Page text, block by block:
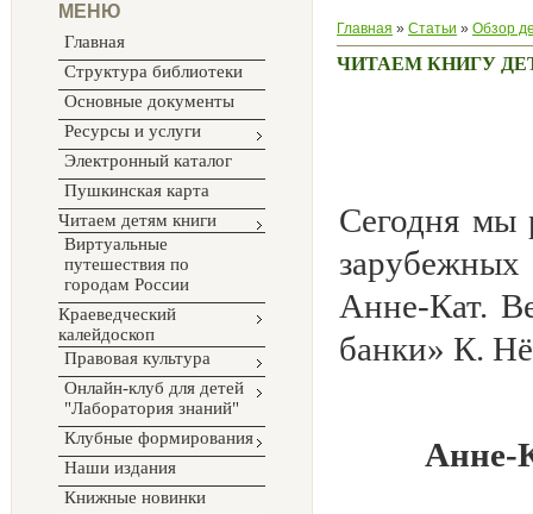
МЕНЮ
Главная
Структура библиотеки
Основные документы
Ресурсы и услуги
Электронный каталог
Пушкинская карта
Читаем детям книги
Виртуальные
путешествия по
городам России
Краеведческий
калейдоскоп
Правовая культура
Онлайн-клуб для детей
"Лаборатория знаний"
Клубные формирования
Наши издания
Книжные новинки
Главная » Статьи » Обзор
ЧИТАЕМ КНИГУ
Сегодня мы
Анне-Кат.
банки» К.
Анне-